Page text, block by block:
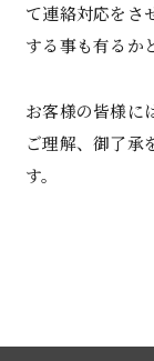
て連絡対応をさ
する事も有るか
お客様の皆様に
ご理解、御了承
す。